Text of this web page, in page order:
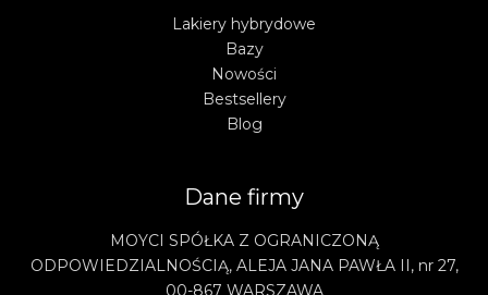
Lakiery hybrydowe
Bazy
Nowości
Bestsellery
Blog
Dane firmy
MOYCI SPÓŁKA Z OGRANICZONĄ
ODPOWIEDZIALNOŚCIĄ, ALEJA JANA PAWŁA II, nr 27,
00-867 WARSZAWA